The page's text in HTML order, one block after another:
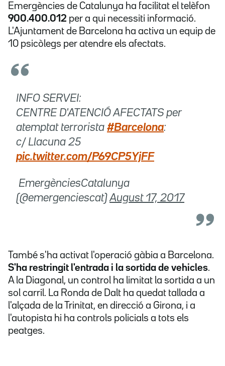
Emergències de Catalunya ha facilitat el telèfon
900.400.012 per a qui necessiti informació.
L'Ajuntament de Barcelona ha activa un equip de
10 psicòlegs per atendre els afectats.
INFO SERVEI:
CENTRE D'ATENCIÓ AFECTATS per
atemptat terrorista #Barcelona:
c/ Llacuna 25
pic.twitter.com/P69CP5YjFF
 EmergènciesCatalunya
(@emergenciescat)August 17, 2017
També s'ha activat l'operació gàbia a Barcelona.
S'ha restringit l'entrada i la sortida de vehicles.
A la Diagonal, un control ha limitat la sortida a un
sol carril. La Ronda de Dalt ha quedat tallada a
l'alçada de la Trinitat, en direcció a Girona, i a
l'autopista hi ha controls policials a tots els
peatges.